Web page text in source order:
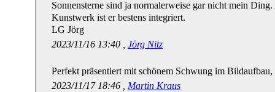
Sonnensterne sind ja normalerweise gar nicht mein
Kunstwerk ist er bestens integriert.
LG Jörg
2023/11/16 13:40 , Jörg Nitz
Perfekt präsentiert mit schönem Schwung im
2023/11/17 18:46 , Martin Kraus